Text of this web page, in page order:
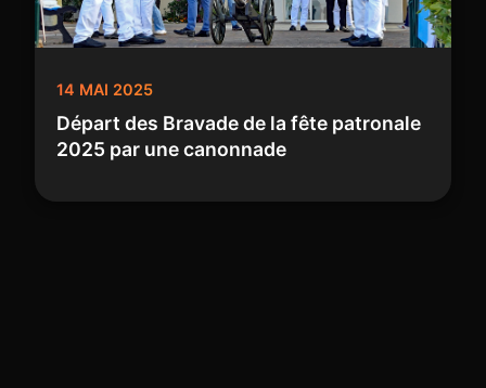
14 MAI 2025
Départ des Bravade de la fête patronale
2025 par une canonnade